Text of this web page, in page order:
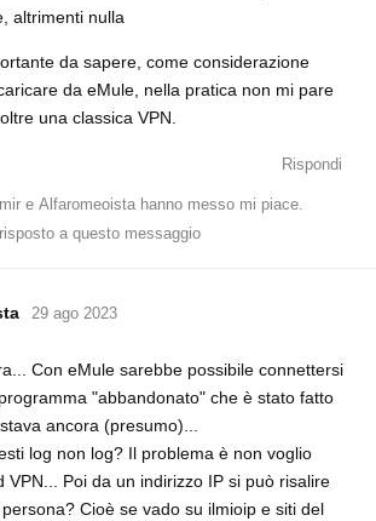
altrimenti nulla
da sapere, come considerazione
da eMule, nella pratica non mi pare
una classica VPN.
Rispondi
e Alfaromeoista hanno messo mi piace
a questo messaggio
29 ago 2023
Con eMule sarebbe possibile connettersi
"abbandonato" che è stato fatto
ancora (presumo)...
log non log? Il problema è non voglio
VPN... Poi da un indirizzo IP si può risalire
Cioè se vado su ilmioip e siti del